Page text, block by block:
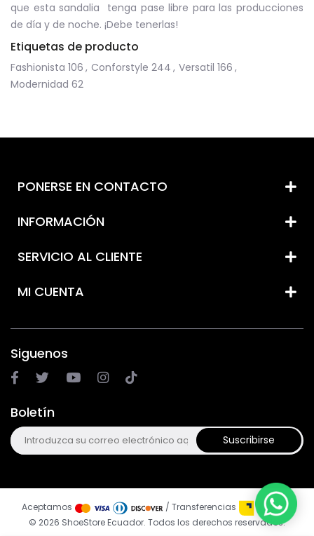
que esta sandalia tenga pase libre para las producciones
de día y de noche. ¡Debe tenerlas!
Etiquetas de producto
Fashionista 106 , Conforstyle 244 , Versatil 166 ,
Modernidad 62
PONERSE EN CONTACTO
INFORMACIÓN
SERVICIO AL CLIENTE
MI CUENTA
Siguenos
Boletín
Suscribirse
© 2026 ShoeStore Ecuador. Todos los derechos reservados.
Aceptamos / Transferencias